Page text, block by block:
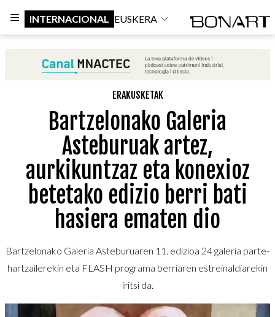
INTERNACIONAL EUSKERA
ERAKUSKETAK
Bartzelonako Galeria
Asteburuak artez,
aurkikuntzaz eta konexioz
betetako edizio berri bati
hasiera ematen dio
Bartzelonako Galeria Asteburuaren 11. edizioa 24 galeria parte-
hartzailerekin eta FLASH programa berriaren estreinaldiarekin
iritsi da.